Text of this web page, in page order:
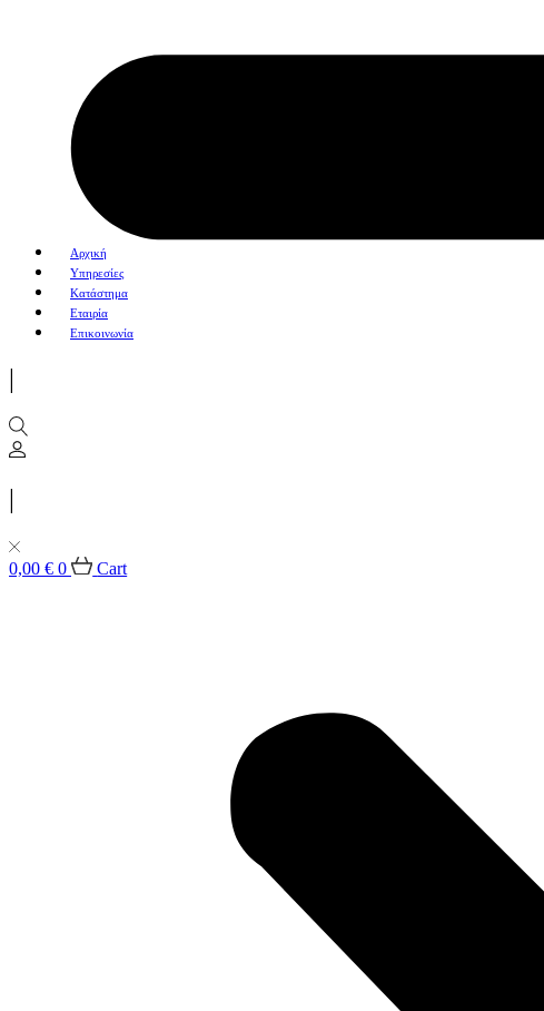
Αρχική
Υπηρεσίες
Κατάστημα
Εταιρία
Επικοινωνία
|
|
0,00 € 0 Cart